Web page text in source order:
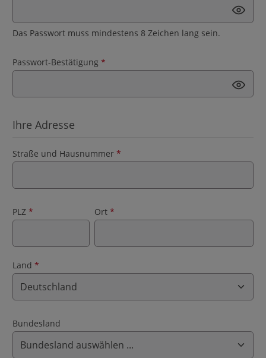
Das Passwort muss mindestens 8 Zeichen lang sein.
Passwort-Bestätigung *
Ihre Adresse
Straße und Hausnummer *
PLZ * Ort *
Land *
Bundesland